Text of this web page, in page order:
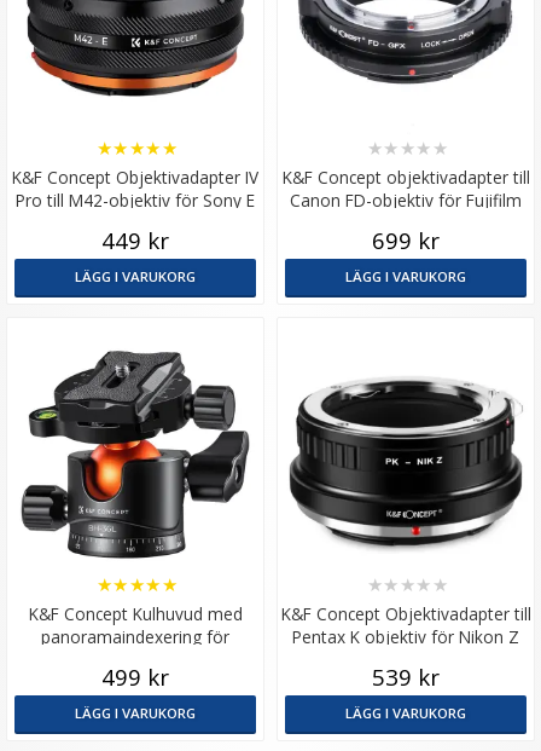
K&F Concept Objektivadapter IV
Pro till M42-objektiv för Sony E
★★★★★
449 kr
LÄGG I VARUKORG
K&F Concept objektivadapter till
Canon FD-objektiv för Fujifilm
★★ ★★ ★
699 kr
LÄGG I VARUKORG
K&F Concept Kulhuvud med
panoramaindexering för
★★★★★
499 kr
LÄGG I VARUKORG
K&F Concept Objektivadapter till
Pentax K objektiv för Nikon Z
★★ ★★ ★
539 kr
LÄGG I VARUKORG